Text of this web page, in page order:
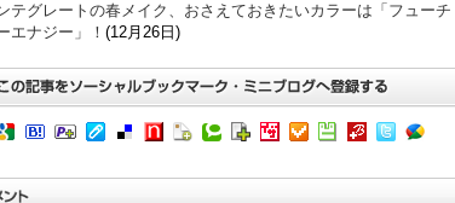
テグレートの春メイク、おさえておきたいカラーは「フューチ
エナジー」！ (12月26日)